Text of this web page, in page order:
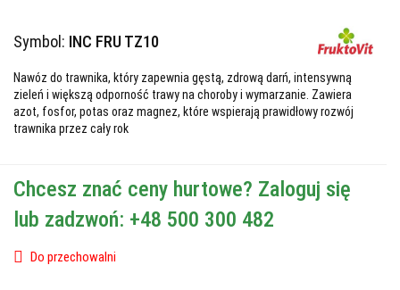
Symbol: INC FRU TZ10
Nawóz do trawnika, który zapewnia gęstą, zdrową darń, intensywną
zieleń i większą odporność trawy na choroby i wymarzanie. Zawiera
azot, fosfor, potas oraz magnez, które wspierają prawidłowy rozwój
trawnika przez cały rok
Chcesz znać ceny hurtowe? Zaloguj się
lub zadzwoń: +48 500 300 482
Do przechowalni